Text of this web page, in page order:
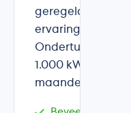
geregeld. Kortom
ervaring van start
Ondertussen
1.000 kWh
maanden tijd !